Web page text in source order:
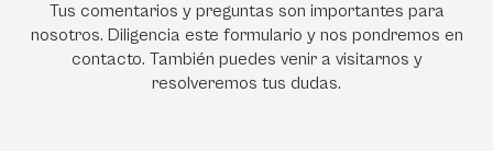
Tus comentarios y preguntas son importantes para
nosotros. Diligencia este formulario y nos pondremos en
contacto. También puedes venir a visitarnos y
resolveremos tus dudas.